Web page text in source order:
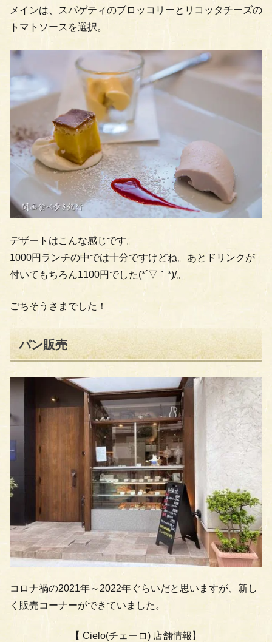
メインは、スパゲティのブロッコリーとリコッタチーズの
トマトソースを選択。
デザートはこんな感じです。
1000円ランチの中では十分ですけどね。あとドリンクが
付いてもちろん1100円でした(*´▽｀*)/。
ごちそうさまでした！
パン販売
コロナ禍の2021年～2022年ぐらいだと思いますが、新し
く販売コーナーができていました。
【 Cielo(チェーロ) 店舗情報】